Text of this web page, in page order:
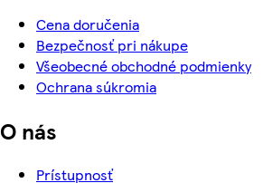
Cena doručenia
Bezpečnosť pri nákupe
Všeobecné obchodné podmienky
Ochrana súkromia
O nás
Prístupnosť